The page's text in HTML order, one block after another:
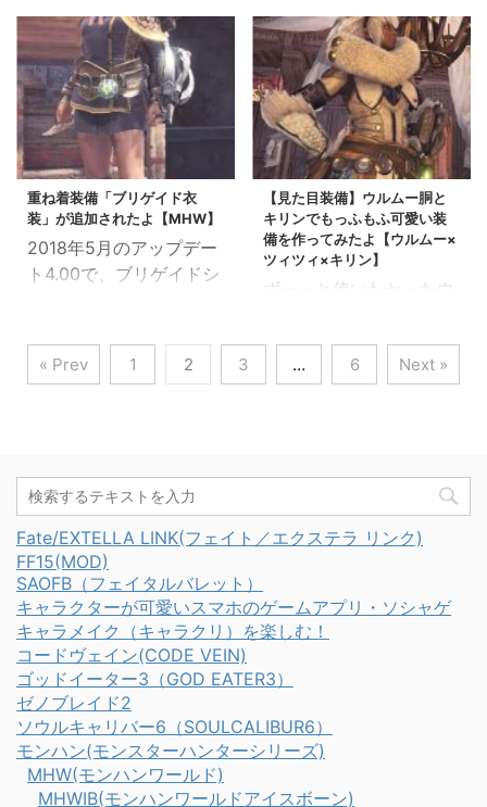
愛い説 マムガイラコイル
はどう使ってもオシャレ
になるからいいよね 神々
しい・・ 色も結構変わる
優れもの エロさも担保し
てるという欲張りマダム
ドラケン装 ...
備ですが、蒼白、水色カ
ラーにしてみました 水色
といえば、レイギエナカ
ラー…みたいな(*'ω'*)
ドラケン胴腰の組み合わ
せ ...
ム、それにブリゲイドを
使ってコーディネイトし
てみました。 まぁその３
つの装備たちって単独で
もかわいいので、どう着
たってハズしはしないよ
ね・・・ スポンサーリ
ンク パピメル×ブロッサ
ム×ブリゲイドの装備の
見た目 きれいな見た目
してるだろ うそみたいだ
ぜ・・ パピメル装備、
おしゃれに意地でも使い
かわいいをもってかれて
いるパピ ...
ケット」でデスギア衣装
の重ね着を入手すること
ができるようになりまし
た。 いつものごとく、納
品依頼で入手できます
さてこのデスギア、足と
か結構いいパーツあるの
ですが、 匠スキル発動す
るときに、足が自然とデ
スギアになってた人も多
いはず 黒っぽい色なの
たよね そんなちょっと見
飽きたけど、いくつか応
重ね着装備「ブリゲイド衣
装」が追加されたよ【MHW】
2018年5月のアップデー
ト4.00で、ブリゲイドシ
備のやり方・仕様で細か
い不満が上がっていまし
装の見た目 見た目は、通
常防具のブリゲイドと同
じです。 でもデフォルト
カラーが違ったりします
これが重ね着ブリゲイド
のデフォルトカラー ブ
リゲイド装備の魅力はこ
っちでたくさん語ってま
す 重ね着はアイテム
BOXでも装備・カラー変
更可能に アイテムボ ...
【見た目装備】ウルムー胴と
キリンでもっふもふ可愛い装
備を作ってみたよ【ウルムー×
ツィツィ×キリン】
ずーっと使いたかったウ
てやりました。 ウルム
ーさん、めっちゃかわい
まってたのです。 ようや
く納得がいった模様 そん
なウルムー胴を使ったも
ね( *´艸｀) スポンサー
リンク ウルムー×キリン
とりあえずこんな感じ！
やっぱどうやってもウ
ルムー胴の首巻きは目立
« Prev 1 2 3 … 6 Next »
Fate/EXTELLA LINK(フェイト／エクステラ リンク)
FF15(MOD)
SAOFB（フェイタルバレット）
キャラクターが可愛いスマホのゲームアプリ・ソシャゲ
キャラメイク（キャラクリ）を楽しむ！
コードヴェイン(CODE VEIN)
ゴッドイーター3（GOD EATER3）
ゼノブレイド2
ソウルキャリバー6（SOULCALIBUR6）
モンハン(モンスターハンターシリーズ)
MHW(モンハンワールド)
MHWIB(モンハンワールドアイスボーン)